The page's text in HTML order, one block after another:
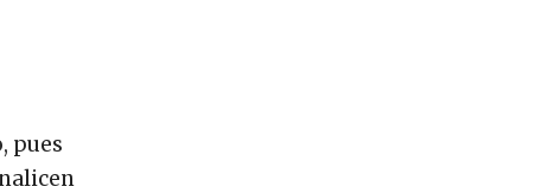
pues